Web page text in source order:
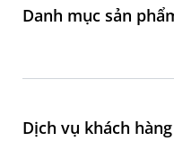
Danh mục sản
Phòng ăn
Dịch vụ khách hàng